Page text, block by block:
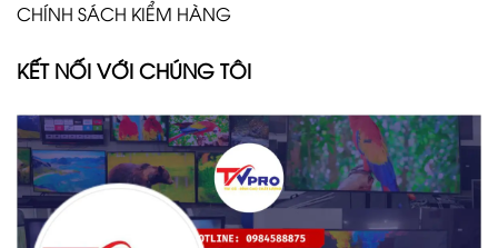
CHÍNH SÁCH KIỂM HÀNG
KẾT NỐI VỚI CHÚNG TÔI